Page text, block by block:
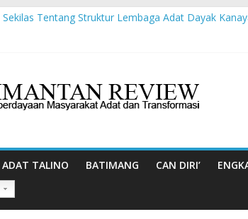
Sekilas Tentang Struktur Lembaga Adat Dayak
Liawandira: Menenun Masa Depan Dayak Iban dari
ADAT TALINO BATIMANG CAN DIRI’